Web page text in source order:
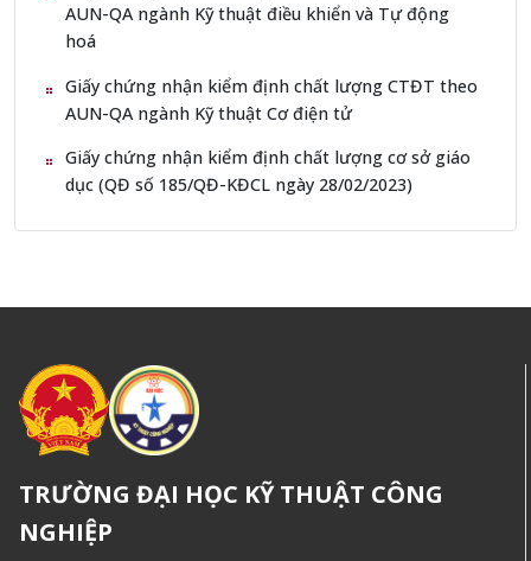
AUN-QA ngành Kỹ thuật điều khiển và Tự động
hoá
Giấy chứng nhận kiểm định chất lượng CTĐT theo
AUN-QA ngành Kỹ thuật Cơ điện tử
Giấy chứng nhận kiểm định chất lượng cơ sở giáo
dục (QĐ số 185/QĐ-KĐCL ngày 28/02/2023)
TRƯỜNG ĐẠI HỌC KỸ THUẬT CÔNG
NGHIỆP